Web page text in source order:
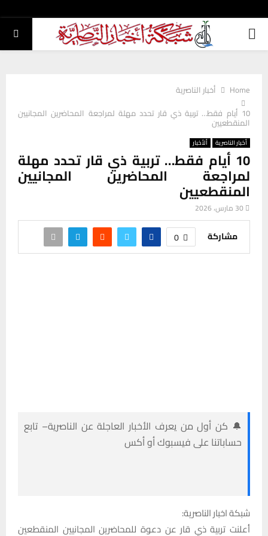
PRIMARY
Home
أخبار الناصرية
10 أيام فقط… تربية ذي قار تحدد مهلة لمراجعة المحاضرين المجانيين
المنقطعيين
أخبار الناصرية ألأخبار
10 أيام فقط… تربية ذي قار تحدد مهلة
لمراجعة المحاضرين المجانيين
المنقطعيين
30 مارس، 2026
مشاركة 0
🔔 كن أول من يعرف الأخبار العاجلة عن الناصرية– تابع